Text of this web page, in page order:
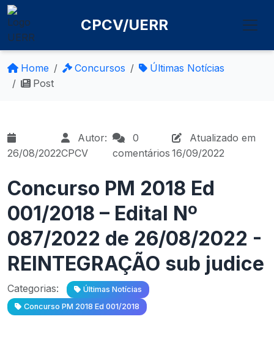
CPCV/UERR
Home Concursos
Últimas Notícias
Post
26/08/2022
Autor:
CPCV
0
comentários
Atualizado em
16/09/2022
Concurso PM 2018 Ed
001/2018 – Edital Nº
087/2022 de 26/08/2022 -
REINTEGRAÇÃO sub judice
Categorias:
Últimas Notícias
Concurso PM 2018 Ed 001/2018